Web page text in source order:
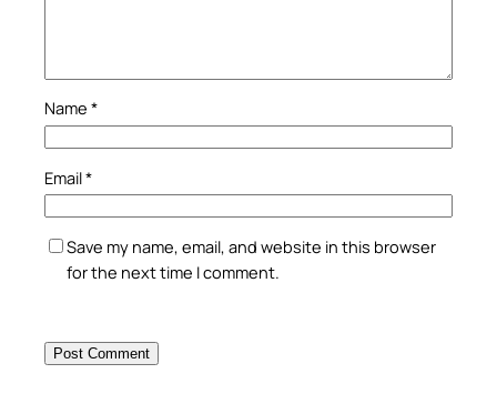
Name *
Email*
Save my name, email, and website in this browser
for the next time I comment.